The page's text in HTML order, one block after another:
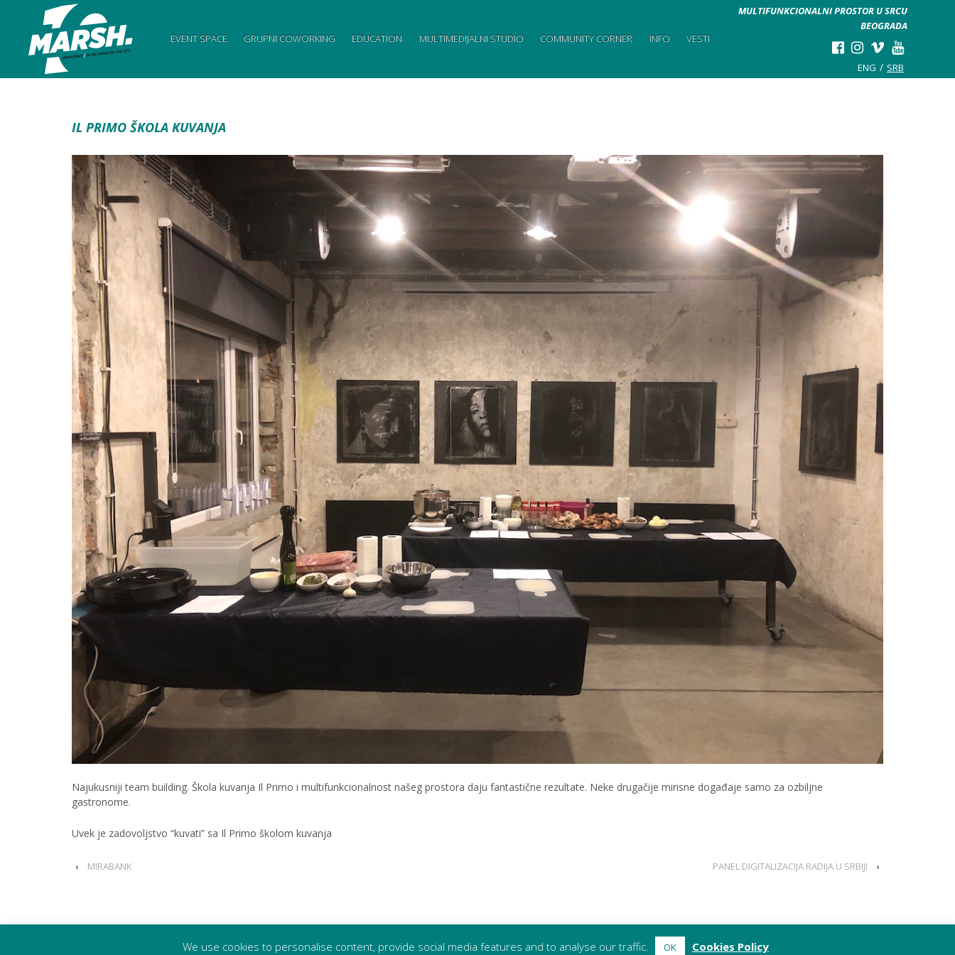
MULTIFUNKCIONALNI PROSTOR U SRCU
BEOGRADA
ENG SRB
EVENT SPACE GRUPNI COWORKING EDUCATION MULTIMEDIJALNI STUDIO COMMUNITY CORNER INFO VESTI
IL PRIMO ŠKOLA KUVANJA
Najukusniji team building. Škola kuvanja Il Primo i multifunkcionalnost našeg prostora daju fantastične rezultate. Neke drugačije mirisne događaje samo za ozbiljne
gastronome.
Uvek je zadovoljstvo “kuvati” sa Il Primo školom kuvanja
‹ MIRABANK PANEL DIGITALIZACIJA RADIJA U SRBIJI ›
Marsh Production d.o.o, Cetinjska 15, 11000 Belgrade, Serbia;
We use cookies to personalise content, provide social media features and to analyse our traffic. OK Cookies Policy